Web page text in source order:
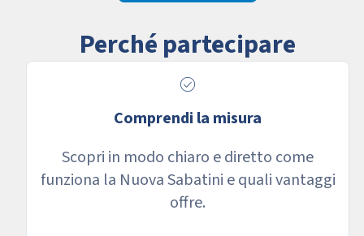
Perché partecipare
check_circle
Comprendi la misura
Scopri in modo chiaro e diretto come
funziona la Nuova Sabatini e quali vantaggi
offre.